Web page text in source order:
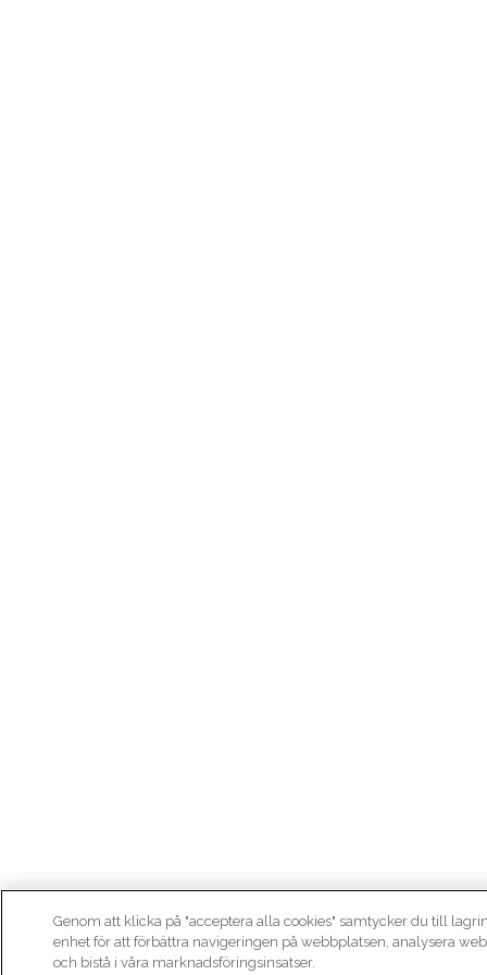
Genom att klicka på "acceptera alla cookies" samtycker du till
enhet för att förbättra navigeringen på webbplatsen, analysera
och bistå i våra marknadsföringsinsatser.